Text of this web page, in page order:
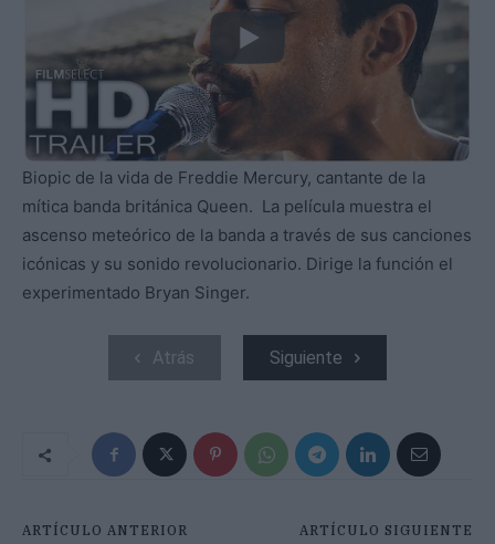
Biopic de la vida de Freddie Mercury, cantante de la
mítica banda británica Queen. La película muestra el
ascenso meteórico de la banda a través de sus canciones
icónicas y su sonido revolucionario. Dirige la función el
experimentado Bryan Singer.
Atrás Siguiente
ARTÍCULO ANTERIOR ARTÍCULO SIGUIENTE